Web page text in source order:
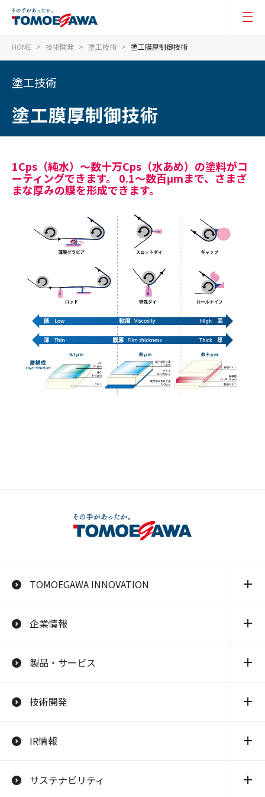
HOME 技術開発 塗工技術 塗工膜厚制御技術
塗工技術
塗工膜厚制御技術
1Cps（純水）～数十万Cps（水あめ）の塗料がコ
ーティングできます。 0.1～数百μmまで、さまざ
まな厚みの膜を形成できます。
TOMOEGAWA INNOVATION
企業情報
製品・サービス
技術開発
IR情報
サステナビリティ